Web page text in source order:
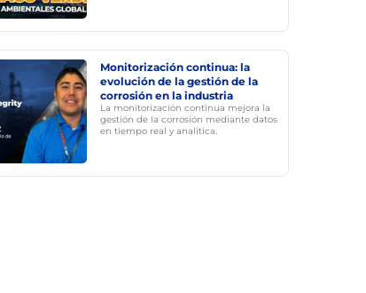
Monitorización continua: la
evolución de la gestión de la
corrosión en la industria
La monitorización continua mejora la
gestión de la corrosión mediante datos
en tiempo real y analítica.